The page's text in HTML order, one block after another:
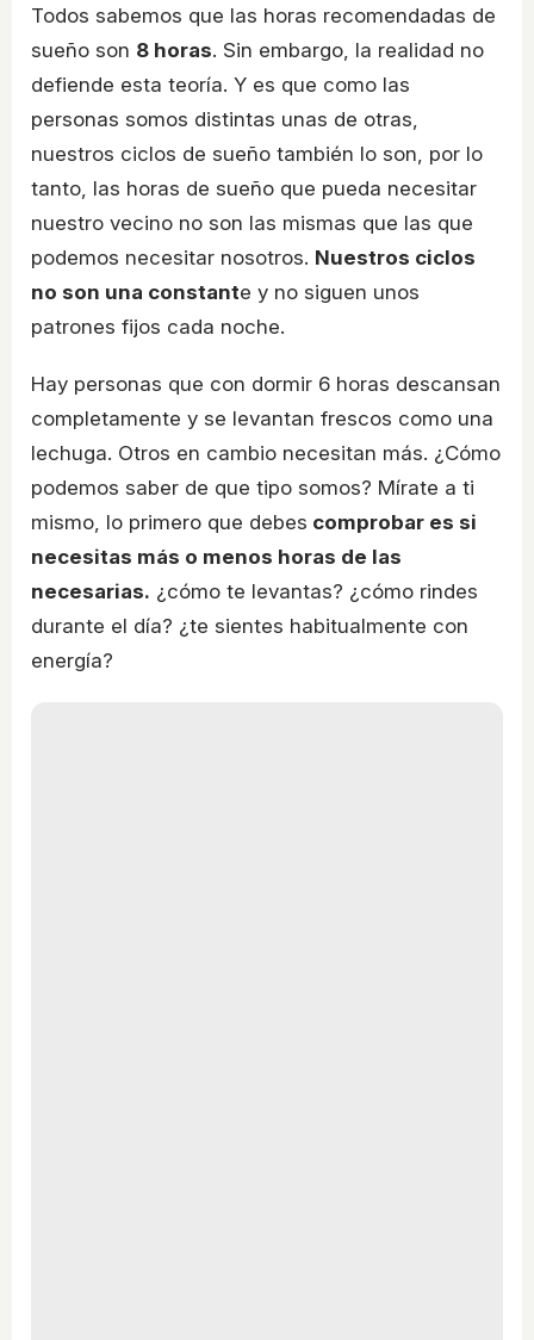
Todos sabemos que las horas recomendadas de
sueño son 8 horas. Sin embargo, la realidad no
defiende esta teoría. Y es que como las
personas somos distintas unas de otras,
nuestros ciclos de sueño también lo son, por lo
tanto, las horas de sueño que pueda necesitar
nuestro vecino no son las mismas que las que
podemos necesitar nosotros. Nuestros ciclos
no son una constante y no siguen unos
patrones fijos cada noche.
Hay personas que con dormir 6 horas descansan
completamente y se levantan frescos como una
lechuga. Otros en cambio necesitan más. ¿Cómo
podemos saber de que tipo somos? Mírate a ti
mismo, lo primero que debes comprobar es si
necesitas más o menos horas de las
necesarias. ¿cómo te levantas? ¿cómo rindes
durante el día? ¿te sientes habitualmente con
energía?